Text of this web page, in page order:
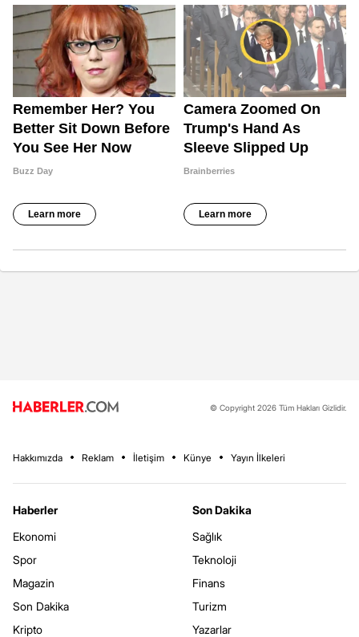
© Copyright 2026 Tüm Hakları Gizlidir.
Hakkımızda Reklam İletişim Künye Yayın İlkeleri
Haberler
Ekonomi
Spor
Magazin
Son Dakika
Kripto
Son Dakika
Sağlık
Teknoloji
Finans
Turizm
Yazarlar